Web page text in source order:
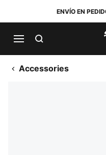
ENVÍO EN
Accessories